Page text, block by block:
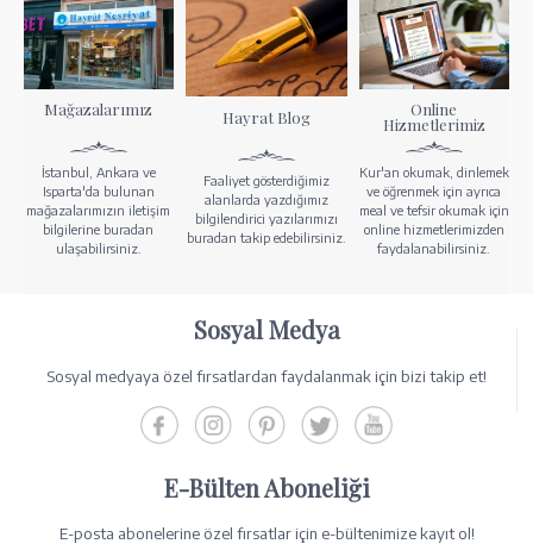
Mağazalarımız
İstanbul, Ankara ve
Isparta'da bulunan
mağazalarımızın iletişim
bilgilerine buradan
ulaşabilirsiniz.
Hayrat Blog
Faaliyet gösterdiğimiz
alanlarda yazdığımız
bilgilendirici yazılarımızı
buradan takip edebilirsiniz.
Online
Hizmetlerimiz
Kur'an okumak, dinlemek
ve öğrenmek için ayrıca
meal ve tefsir okumak için
online hizmetlerimizden
faydalanabilirsiniz.
Sosyal Medya
Sosyal medyaya özel fırsatlardan faydalanmak için bizi takip et!
E-Bülten Aboneliği
E-posta abonelerine özel fırsatlar için e-bültenimize kayıt ol!